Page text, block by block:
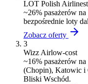
LOT Polish Airlines
~26% pasażerów na
bezpośrednie loty
Zobacz oferty
3
Wizz Airlow-cost
~16% pasażerów na
(Chopin), Katowic i
Bliski Wschód.